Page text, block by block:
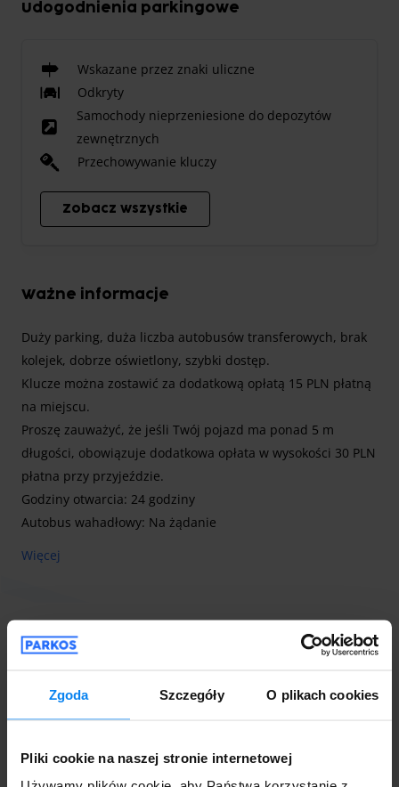
Zgoda Szczegóły O plikach cookies
Pliki cookie na naszej stronie internetowej
Udogodnienia parkingowe
Wskazane przez znaki uliczne
Odkryty
Samochody nieprzeniesione do depozytów
zewnętrznych
Przechowywanie kluczy
Zobacz wszystkie
Ważne informacje
Duży parking, duża liczba autobusów transferowych, brak
kolejek, dobrze oświetlony, szybki dostęp.
Klucze można zostawić za dodatkową opłatą 15 PLN płatną
na miejscu.
Proszę zauważyć, że jeśli Twój pojazd ma ponad 5 m
długości, obowiązuje dodatkowa opłata w wysokości 30 PLN
płatna przy przyjeździe.
Godziny otwarcia: 24 godziny
Autobus wahadłowy: Na żądanie
Parking obok stacji BP = druga brama za stacją BP, szybki
Więcej
archineaolesno@gmail.com
Numer NIP/VAT: PL5761589500